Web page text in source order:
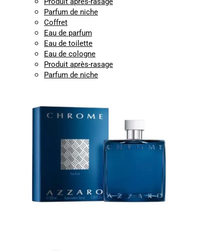
Parfum de niche
Coffret
Eau de parfum
Eau de toilette
Eau de cologne
Produit après-rasage
Parfum de niche